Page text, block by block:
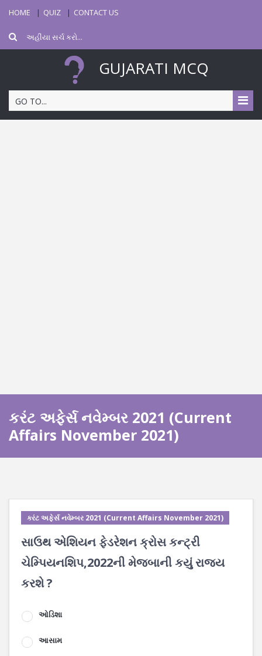
HOME QUIZ CONTACT US
GUJARATI MCQ
GO TO...
કરંટ અફેર્સ નવેમ્બર 2021 (Current
Affairs November 2021)
કરંટ અફેર્સ નવેમ્બર 2021 (Current Affairs November 2021)
સાઉથ એશિયન ફેડરેશન ક્રોસ કન્ટ્રી
ચેમ્પિયનશિપ,2022ની મેજબાની કયું રાજય
કરશે ?
ઓડિશા
આસામ